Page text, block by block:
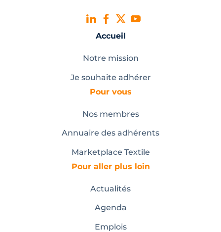
Accueil
Notre mission
Je souhaite adhérer
Pour vous
Nos membres
Annuaire des adhérents
Marketplace Textile
Pour aller plus loin
Actualités
Agenda
Emplois